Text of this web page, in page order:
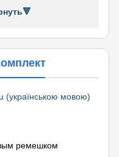
(українською мовою)
ремешком